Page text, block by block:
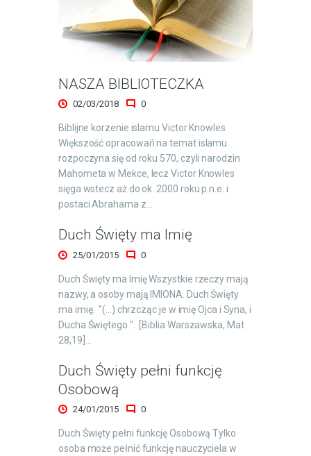
NASZA BIBLIOTECZKA
02/03/2018 0
Biblijne korzenie islamu Victor Knowles
Większość opracowań na temat islamu
rozpoczyna się od roku 570, czyli narodzin
Mahometa w Mekce, lecz Victor Knowles
sięga wstecz aż do ok. 2000 roku p.n.e. i
postaci Abrahama z…
Duch Święty ma Imię
25/01/2015 0
Duch Święty ma Imię Wszystkie rzeczy mają
nazwy, a osoby mają IMIONA. Duch Święty
ma imię: "(...) chrzcząc je w imię Ojca i Syna, i
Ducha Świętego ". [Biblia Warszawska, Mat
28,19]…
Duch Święty pełni funkcję
Osobową
24/01/2015 0
Duch Święty pełni funkcję Osobową Tylko
osoba może pełnić funkcję nauczyciela w